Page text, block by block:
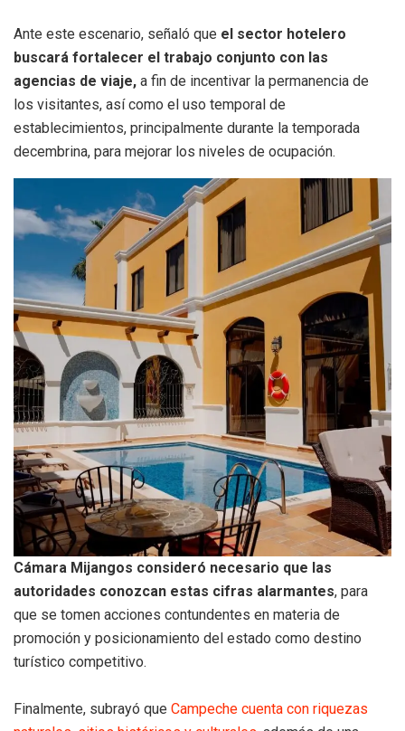
Ante este escenario, señaló que el sector hotelero
buscará fortalecer el trabajo conjunto con las
agencias de viaje, a fin de incentivar la permanencia de
los visitantes, así como el uso temporal de
establecimientos, principalmente durante la temporada
decembrina, para mejorar los niveles de ocupación.
Cámara Mijangos consideró necesario que las
autoridades conozcan estas cifras alarmantes, para
que se tomen acciones contundentes en materia de
promoción y posicionamiento del estado como destino
turístico competitivo.
Finalmente, subrayó que Campeche cuenta con riquezas